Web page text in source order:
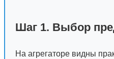
Шаг 1. Выбор
На агрегаторе видны